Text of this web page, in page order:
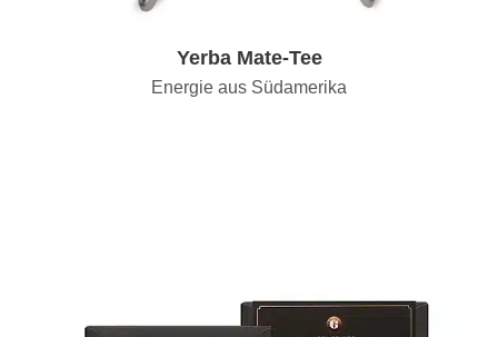
Yerba Mate-Tee
Energie aus Südamerika